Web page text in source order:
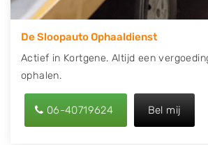
De Sloopauto Ophaaldienst
Actief in Kortgene. Altijd een
ophalen.
06-40719624 Bel mij